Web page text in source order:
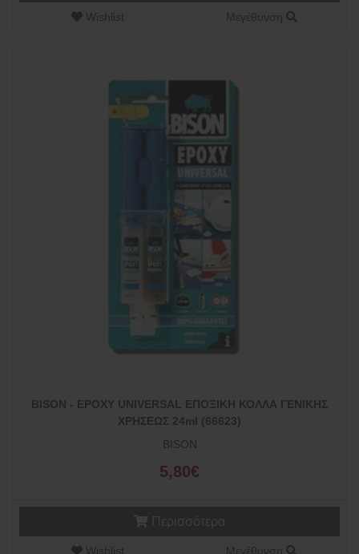
Wishlist Μεγέθυνση
BISON - EPOXY UNIVERSAL ΕΠΟΞΙΚΗ ΚΟΛΛΑ ΓΕΝΙΚΗΣ
ΧΡΗΣΕΩΣ 24ml (66623)
BISON
5,80€
Wishlist Μεγέθυνση